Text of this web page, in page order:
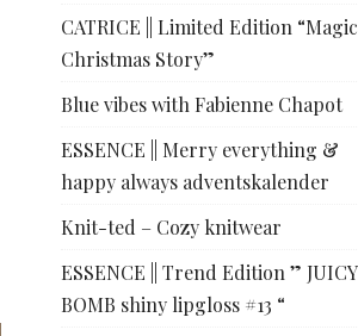
CATRICE || Limited Edition “Magic
Christmas Story”
Blue vibes with Fabienne Chapot
ESSENCE || Merry everything &
happy always adventskalender
Knit-ted – Cozy knitwear
ESSENCE || Trend Edition ” JUICY
BOMB shiny lipgloss #13 “